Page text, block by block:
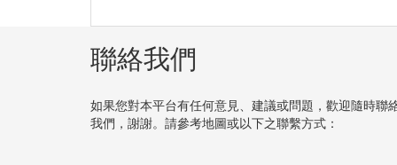
聯絡我們
如果您對本平台有任何意見、建議或問題，歡迎隨時聯
我們，謝謝。請參考地圖或以下之聯繫方式：